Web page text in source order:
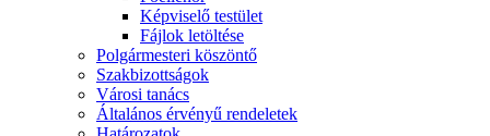
Képviselő testület
Fájlok letöltése
Polgármesteri köszöntő
Szakbizottságok
Városi tanács
Általános érvényű rendeletek